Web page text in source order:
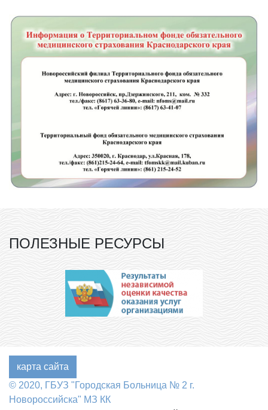
ПОЛЕЗНЫЕ РЕСУРСЫ
карта сайта
© 2020, ГБУЗ "Городская Больница № 2 г.
Новороссийска" МЗ КК